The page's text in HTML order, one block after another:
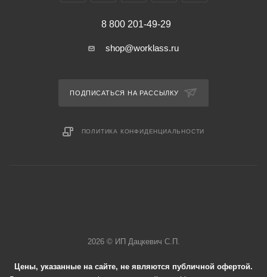
8 800 201-49-29
shop@worklass.ru
ПОДПИСАТЬСЯ НА РАССЫЛКУ
ПОЛИТИКА КОНФИДЕНЦИАЛЬНОСТИ
2026 © ИП Дацкевич С.П.
Цены, указанные на сайте, не являются публичной офертой.